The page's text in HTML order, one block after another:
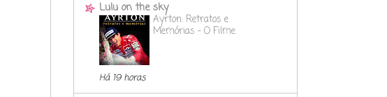
Lulu on the sky
Ayrton: Retratos e
Memórias - O Filme
Há 19 horas